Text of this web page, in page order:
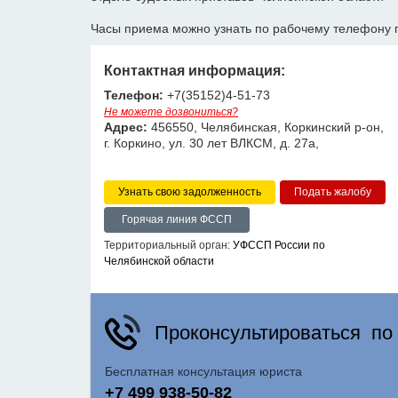
Часы приема можно узнать по рабочему телефону
Контактная информация:
Телефон: +7(35152)4-51-73
Не можете дозвониться?
Адрес: 456550, Челябинская, Коркинский р-он,
г. Коркино, ул. 30 лет ВЛКСМ, д. 27а,
Узнать свою задолженность
Горячая линия ФССП
Территориальный орган: УФССП России по
Челябинской области